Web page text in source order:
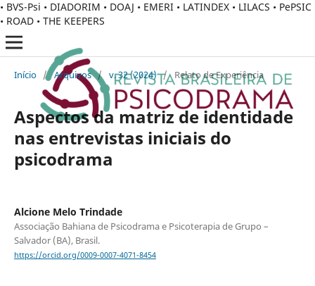
• BVS-Psi • DIADORIM • DOAJ • EMERI • LATINDEX • LILACS • PePSIC
• ROAD • THE KEEPERS
Início / Arquivos / v. 32 (2024) / Relato de Experiência
Aspectos da matriz de identidade
nas entrevistas iniciais do
psicodrama
Alcione Melo Trindade
Associação Bahiana de Psicodrama e Psicoterapia de Grupo –
Salvador (BA), Brasil.
https://orcid.org/0009-0007-4071-8454